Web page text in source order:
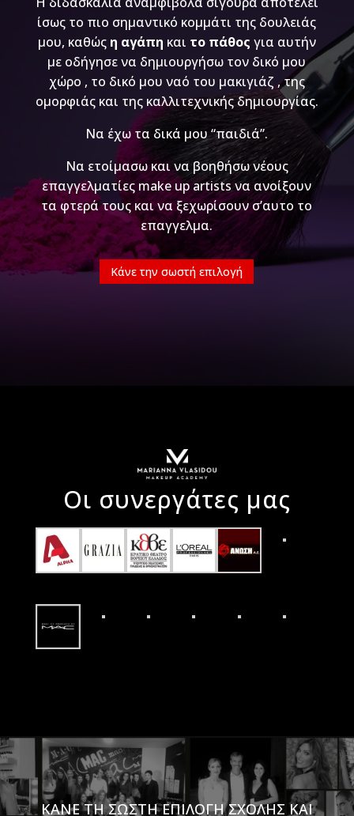
ίσως το πιο σημαντικό κομμάτι της δουλειάς
μου, καθώς η αγάπη και το πάθος για αυτήν
με οδήγησε να δημιουργήσω τον δικό μου
χώρο , το δικό μου ναό του μακιγιάζ , της
ομορφιάς και της καλλιτεχνικής δημιουργίας.
Να έχω τα δικά μου “παιδιά”.
Να ετοίμασω και να βοηθήσω νέους
επαγγελματίες make up artists να ανοίξουν
τα φτερά τους και να ξεχωρίσουν σ’αυτο το
επαγγελμα.
Κάνε την σωστή επιλογή
Οι συνεργάτες μας
ΚΑΝΕ ΤΗ ΣΩΣΤΗ ΕΠΙΛΟΓΗ ΣΧΟΛΗΣ ΚΑΙ